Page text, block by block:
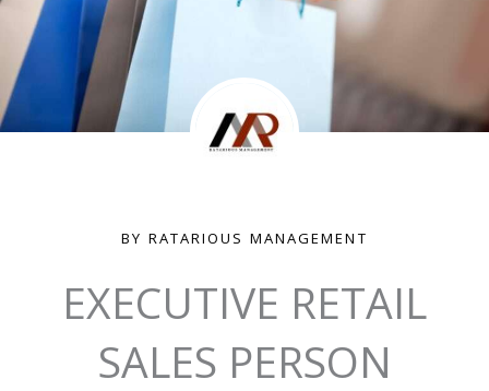
BY RATARIOUS MANAGEMENT
EXECUTIVE RETAIL
SALES PERSON